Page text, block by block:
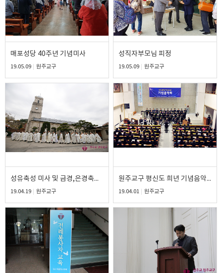
매포성당 40주년 기념미사
19.05.09 원주교구
성직자부모님 피정
19.05.09 원주교구
성유축성 미사 및 금경,은경축하식
19.04.19 원주교구
원주교구 평신도 희년 기념음악회
19.04.01 원주교구